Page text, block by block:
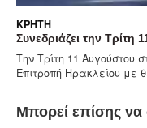
ΚΡΉΤΗ
Συνεδριάζει την Τρίτη
Την Τρίτη 11 Αυγούστου
Επιτροπή Ηρακλείου με
Μπορεί επίσης